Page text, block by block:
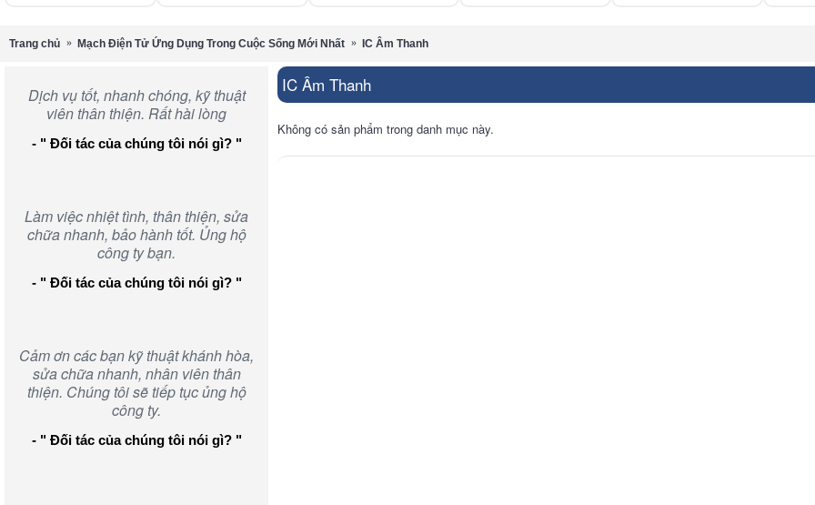
Trang chủ Mạch Điện Tử Ứng Dụng Trong Cuộc Sống Mới Nhất IC Âm Thanh
Dịch vụ tốt, nhanh chóng, kỹ thuật
viên thân thiện. Rất hài lòng
- " Đối tác của chúng tôi nói gì? "
Làm việc nhiệt tình, thân thiện, sửa
chữa nhanh, bảo hành tốt. Ủng hộ
công ty bạn.
- " Đối tác của chúng tôi nói gì? "
Cảm ơn các bạn kỹ thuật khánh hòa,
sửa chữa nhanh, nhân viên thân
thiện. Chúng tôi sẽ tiếp tục ủng hộ
công ty.
- " Đối tác của chúng tôi nói gì? "
IC Âm Thanh
Không có sản phẩm trong danh mục này.